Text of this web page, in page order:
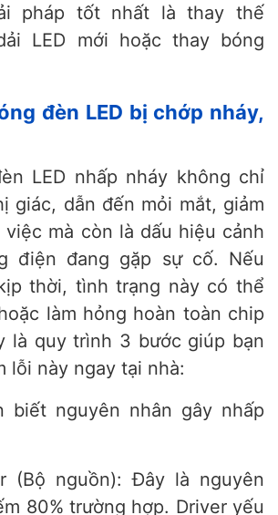
pháp tốt nhất là thay thế
LED mới hoặc thay bóng
đèn LED bị chớp nháy,
LED nhấp nháy không chỉ
giác, dẫn đến mỏi mắt, giảm
việc mà còn là dấu hiệu cảnh
điện đang gặp sự cố. Nếu
thời, tình trạng này có thể
làm hỏng hoàn toàn chip
là quy trình 3 bước giúp bạn
lỗi này ngay tại nhà:
biết nguyên nhân gây nhấp
(Bộ nguồn): Đây là nguyên
80% trường hợp. Driver yếu